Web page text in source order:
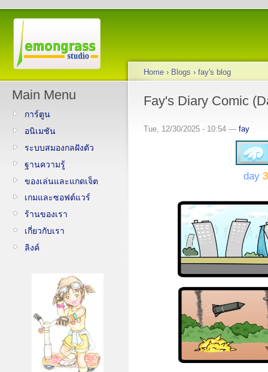
Main Menu
การ์ตูน
อนิเมชัน
ระบบสมองกลฝังตัว
ฐานความรู้
ของเล่นและแกดเจ็ต
เกมและซอฟต์แวร์
ร้านของเรา
เกี่ยวกับเรา
ลิงค์
Home › Blogs › fay's blog
Fay's Diary Comic
Tue, 12/30/2025 - 10:54 — fay
day